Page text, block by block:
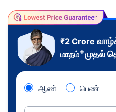
₹2 Crore
மாதம்+முதல்
ஆண் பெண்